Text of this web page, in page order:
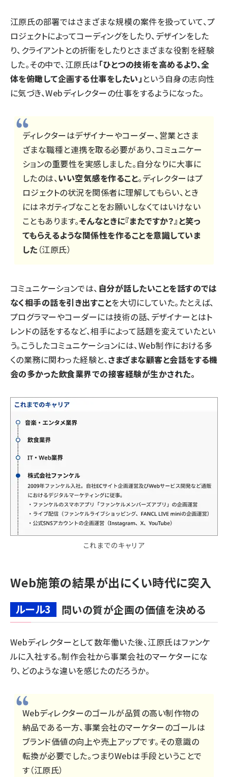
江原氏の部署ではさまざまな規模の案件を扱っていて、プ
ロジェクトによってコーディングをしたり、デザインをした
り、クライアントとの折衝をしたりとさまざまな役割を経験
した。その中で、江原氏は「ひとつの技術を高めるより、全
体を俯瞰して企画する仕事をしたい」 という自身の志向性
に気づき、Webディレクターの仕事をするようになった。
ディレクターはデザイナーやコーダー、営業とさま
ざまな職種と連携を取る必要があり、コミュニケー
ションの重要性を実感しました。自分なりに大事に
したのは、いい空気感を作ること。ディレクターはプ
ロジェクトの状況を関係者に理解してもらい、とき
にはネガティブなことをお願いしなくてはいけない
こともあります。そんなときに『またですか？』と笑っ
てもらえるような関係性を作ることを意識していま
した （江原氏）
コミュニケーションでは、 自分が話したいことを話すのでは
なく相手の話を引き出すことを大切にしていた。たとえば、
プログラマーやコーダーには技術の話、デザイナーとはト
レンドの話をするなど、相手によって話題を変えていたとい
う。こうしたコミュニケーションには、Web制作における多
くの業務に関わった経験と、さまざまな顧客と会話をする機
会の多かった飲食業界での接客経験が生かされた。
これまでのキャリア
Web施策の結果が出にくい時代に突入
ルール3 問いの質が企画の価値を決める
Webディレクターとして数年働いた後、江原氏はファンケ
ルに入社する。制作会社から事業会社のマーケターにな
り、どのような違いを感じたのだろうか。
Webディレクターのゴールが品質の高い制作物の
納品である一方、事業会社のマーケターのゴールは
ブランド価値の向上や売上アップです。その意識の
転換が必要でした。つまりWebは手段ということで
す（江原氏）